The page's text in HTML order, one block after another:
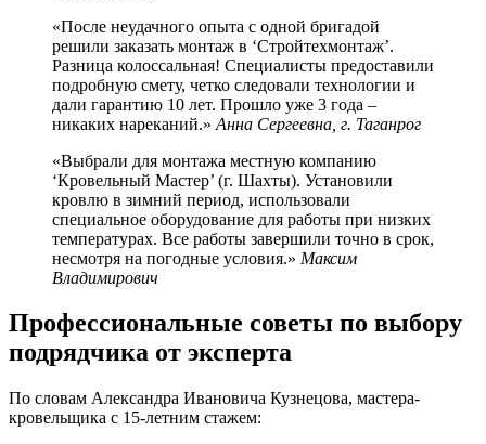
«После неудачного опыта с одной бригадой
решили заказать монтаж в ‘Стройтехмонтаж’.
Разница колоссальная! Специалисты предоставили
подробную смету, четко следовали технологии и
дали гарантию 10 лет. Прошло уже 3 года –
никаких нареканий.» Анна Сергеевна, г. Таганрог
«Выбрали для монтажа местную компанию
‘Кровельный Мастер’ (г. Шахты). Установили
кровлю в зимний период, использовали
специальное оборудование для работы при низких
температурах. Все работы завершили точно в срок,
несмотря на погодные условия.» Максим
Владимирович
Профессиональные советы по выбору
подрядчика от эксперта
По словам Александра Ивановича Кузнецова, мастера-
кровельщика с 15-летним стажем: